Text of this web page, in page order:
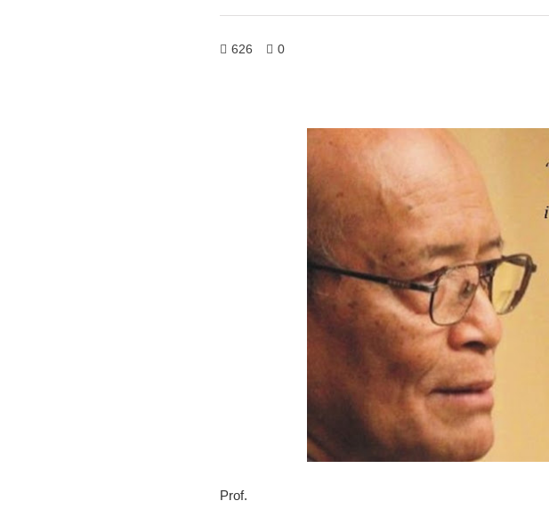
626 0
Prof.